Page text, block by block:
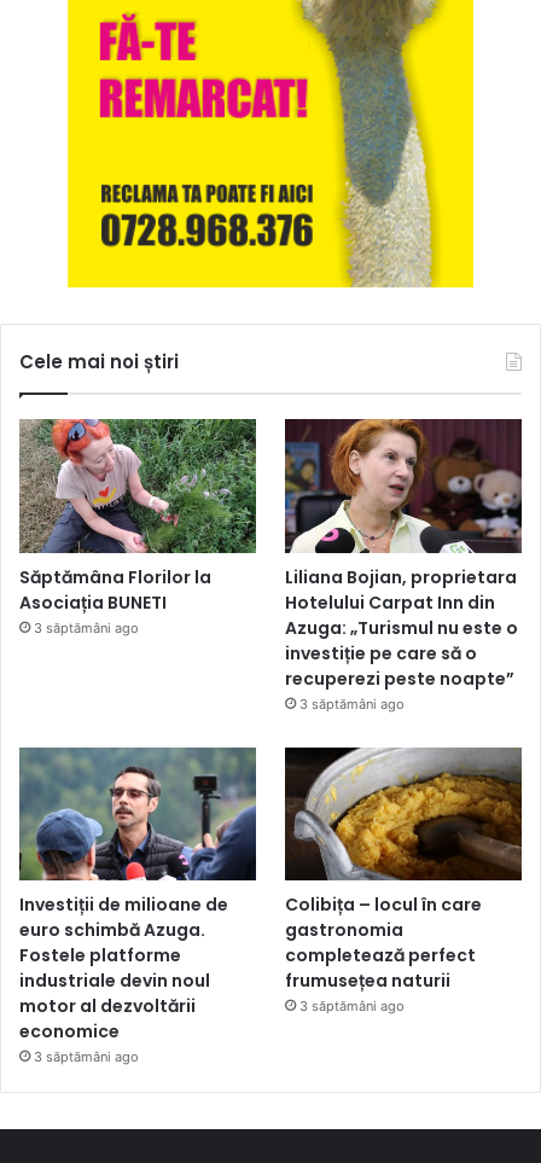
Cele mai noi știri
Săptămâna Florilor la
Asociația BUNETI
3 săptămâni ago
Liliana Bojian, proprietara
Hotelului Carpat Inn din
Azuga: „Turismul nu este o
investiție pe care să o
recuperezi peste noapte”
3 săptămâni ago
Investiții de milioane de
euro schimbă Azuga.
Fostele platforme
industriale devin noul
motor al dezvoltării
economice
3 săptămâni ago
Colibița – locul în care
gastronomia
completează perfect
frumusețea naturii
3 săptămâni ago